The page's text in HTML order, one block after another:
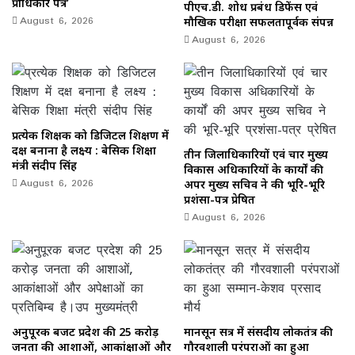
August 6, 2026
पीएच.डी. शोध प्रबंध डिफेंस एवं
मौखिक परीक्षा सफलतापूर्वक संपन्न
August 6, 2026
प्रत्येक शिक्षक को डिजिटल शिक्षण में
दक्ष बनाना है लक्ष्य : बेसिक शिक्षा
मंत्री संदीप सिंह
August 6, 2026
तीन जिलाधिकारियों एवं चार मुख्य
विकास अधिकारियों के कार्यों की
अपर मुख्य सचिव ने की भूरि-भूरि
प्रशंसा-पत्र प्रेषित
August 6, 2026
अनुपूरक बजट प्रदेश की 25 करोड़
जनता की आशाओं, आकांक्षाओं और
मानसून सत्र में संसदीय लोकतंत्र की
गौरवशाली परंपराओं का हुआ